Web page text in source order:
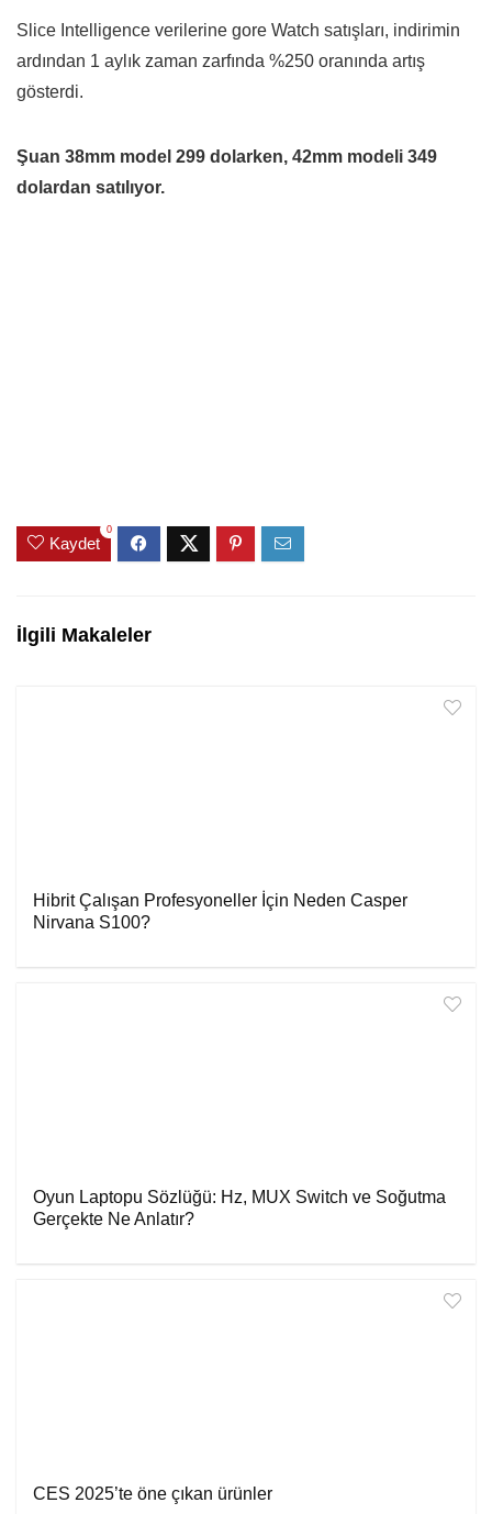
Slice Intelligence verilerine gore Watch satışları, indirimin
ardından 1 aylık zaman zarfında %250 oranında artış
gösterdi.
Şuan 38mm model 299 dolarken, 42mm modeli 349
dolardan satılıyor.
Kaydet
0
İlgili Makaleler
Hibrit Çalışan Profesyoneller İçin Neden Casper
Nirvana S100?
Oyun Laptopu Sözlüğü: Hz, MUX Switch ve Soğutma
Gerçekte Ne Anlatır?
CES 2025’te öne çıkan ürünler